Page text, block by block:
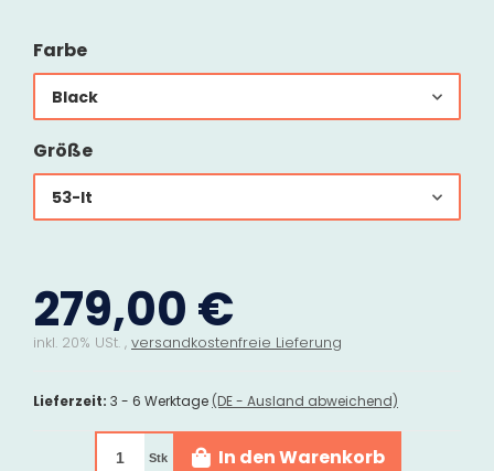
Farbe
Black
Größe
53-lt
279,00 €
inkl. 20% USt. , versandkostenfreie Lieferung
Lieferzeit: 3 - 6 Werktage (DE - Ausland abweichend)
Stk In den Warenkorb